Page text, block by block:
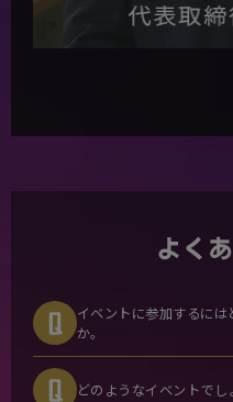
よく
イベントに参加するに
か。
どのようなイベントでし